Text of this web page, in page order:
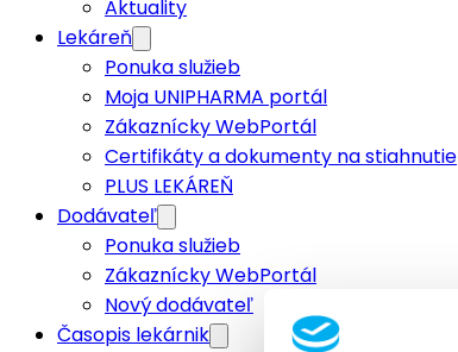
Aktuality
Lekáreň
Ponuka služieb
Moja UNIPHARMA portál
Zákaznícky WebPortál
Certifikáty a dokumenty na stiahnutie
PLUS LEKÁREŇ
Dodávateľ
Ponuka služieb
Zákaznícky WebPortál
Nový dodávateľ
Časopis lekárnik